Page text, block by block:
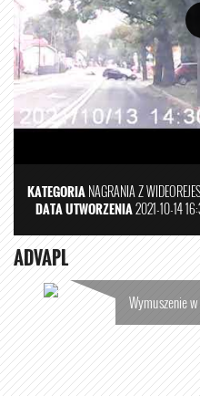
KATEGORIANAGRANIA Z
DATA UTWORZENIA2021-10-14
ADVAPL
Wymuszenie